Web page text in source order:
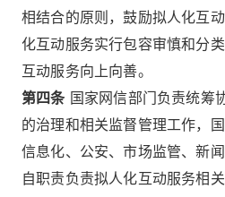
相结合的原则，鼓励拟人化互
化互动服务实行包容审慎和分
互动服务向上向善。
第四条国家网信部门负责统筹
的治理和相关监督管理工作，
信息化、公安、市场监管、新
自职责负责拟人化互动服务相关